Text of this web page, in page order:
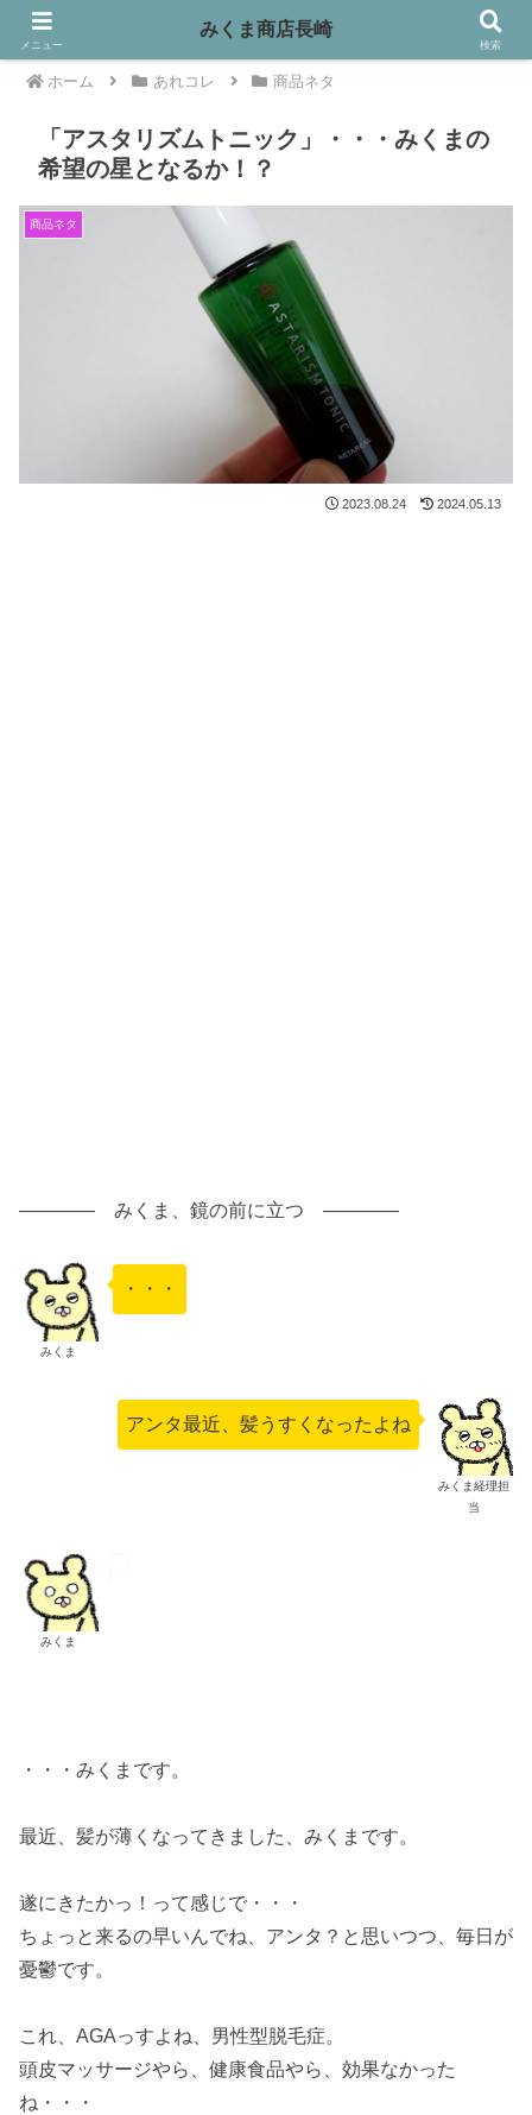
ホーム あれコレ 商品ネタ
「アスタリズムトニック」・・・みくまの
希望の星となるか！？
商品ネタ
2023.08.24 2024.05.13
―――― みくま、鏡の前に立つ ――――
みくま
・・・
みくま経理担
当
アンタ最近、髪うすくなったよね
みくま
・・・みくまです。
最近、髪が薄くなってきました、みくまです。
遂にきたかっ！って感じで・・・
ちょっと来るの早いんでね、アンタ？と思いつつ、毎日が
憂鬱です。
これ、AGAっすよね、男性型脱毛症。
頭皮マッサージやら、健康食品やら、効果なかった
ね・・・
メニュー
みくま商店長崎
検索